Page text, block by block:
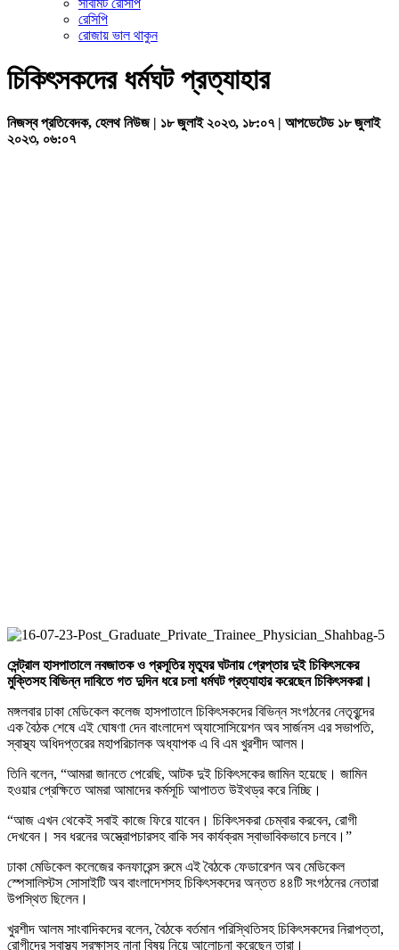
সাবমিট রেসিপি
রেসিপি
রোজায় ভাল থাকুন
চিকিৎসকদের ধর্মঘট প্রত্যাহার
নিজস্ব প্রতিবেদক, হেলথ নিউজ | ১৮ জুলাই ২০২৩, ১৮:০৭ | আপডেটেড ১৮ জুলাই
২০২৩, ০৬:০৭
সেন্ট্রালহাসপাতালেনবজাতকও প্রসূতিরমৃত্যুরঘটনায়গ্রেপ্তারদুইচিকিৎসকের
মুক্তিসহবিভিন্নদাবিতেগতদুদিনধরেচলাধর্মঘটপ্রত্যাহারকরেছেনচিকিৎসকরা।
মঙ্গলবার ঢাকা মেডিকেল কলেজ হাসপাতালে চিকিৎসকদের বিভিন্ন সংগঠনের নেতৃবৃন্দের
এক বৈঠক শেষে এই ঘোষণা দেন বাংলাদেশ অ্যাসোসিয়েশন অব সার্জনস এর সভাপতি,
স্বাস্থ্য অধিদপ্তরের মহাপরিচালক অধ্যাপক এ বি এম খুরশীদ আলম।
তিনি বলেন, “আমরা জানতে পেরেছি, আটক দুই চিকিৎসকের জামিন হয়েছে। জামিন
হওয়ার প্রেক্ষিতে আমরা আমাদের কর্মসূচি আপাতত উইথড্র করে নিচ্ছি।
“আজ এখন থেকেই সবাই কাজে ফিরে যাবেন। চিকিৎসকরা চেম্বার করবেন, রোগী
দেখবেন। সব ধরনের অস্ত্রোপচারসহ বাকি সব কার্যক্রম স্বাভাবিকভাবে চলবে।”
ঢাকা মেডিকেল কলেজের কনফারেন্স রুমে এই বৈঠকে ফেডারেশন অব মেডিকেল
স্পেসালিস্টস সোসাইটি অব বাংলাদেশসহ চিকিৎসকদের অন্তত ৪৪টি সংগঠনের নেতারা
উপস্থিত ছিলেন।
খুরশীদ আলম সাংবাদিকদের বলেন, বৈঠকে বর্তমান পরিস্থিতিসহ চিকিৎসকদের নিরাপত্তা,
রোগীদের স্বাস্থ্য সুরক্ষাসহ নানা বিষয় নিয়ে আলোচনা করেছেন তারা।